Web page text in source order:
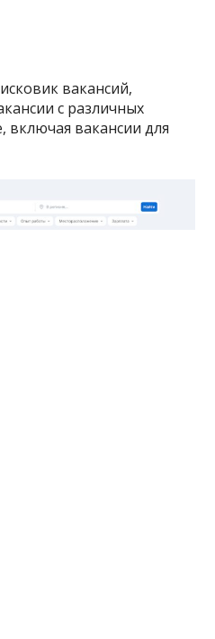
вакансий,
с различных
включая вакансии для